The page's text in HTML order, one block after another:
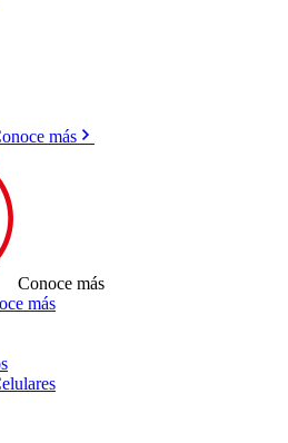
más
Conoce más
más